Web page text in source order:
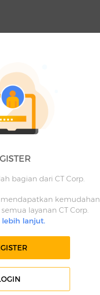
bagian dari CT Corp.
kemudahan
layanan CT Corp.
lebih lanjut.